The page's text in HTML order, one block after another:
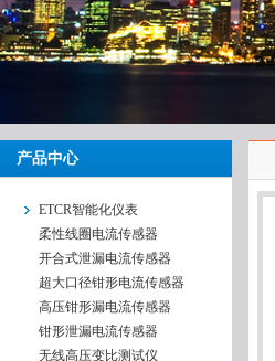
产品中心
ETCR智能化仪表
柔性线圈电流传感器
开合式泄漏电流传感器
超大口径钳形电流传感器
高压钳形漏电流传感器
钳形泄漏电流传感器
无线高压变比测试仪